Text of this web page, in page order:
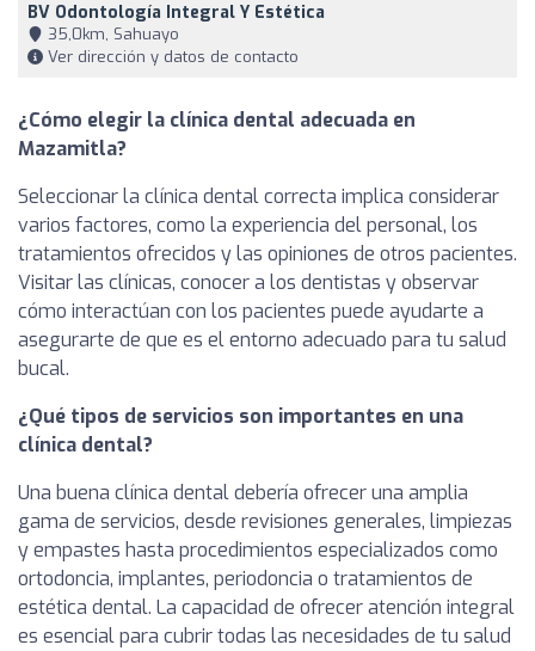
BV Odontología Integral Y Estética
35,0km, Sahuayo
Ver dirección y datos de contacto
¿Cómo elegir la clínica dental adecuada en
Mazamitla?
Seleccionar la clínica dental correcta implica considerar
varios factores, como la experiencia del personal, los
tratamientos ofrecidos y las opiniones de otros pacientes.
Visitar las clínicas, conocer a los dentistas y observar
cómo interactúan con los pacientes puede ayudarte a
asegurarte de que es el entorno adecuado para tu salud
bucal.
¿Qué tipos de servicios son importantes en una
clínica dental?
Una buena clínica dental debería ofrecer una amplia
gama de servicios, desde revisiones generales, limpiezas
y empastes hasta procedimientos especializados como
ortodoncia, implantes, periodoncia o tratamientos de
estética dental. La capacidad de ofrecer atención integral
es esencial para cubrir todas las necesidades de tu salud